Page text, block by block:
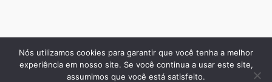
© 2026 Inovação e Notícias
Nós utilizamos cookies para garantir que você tenha a melhor
experiência em nosso site. Se você continua a usar este site,
assumimos que você está satisfeito.